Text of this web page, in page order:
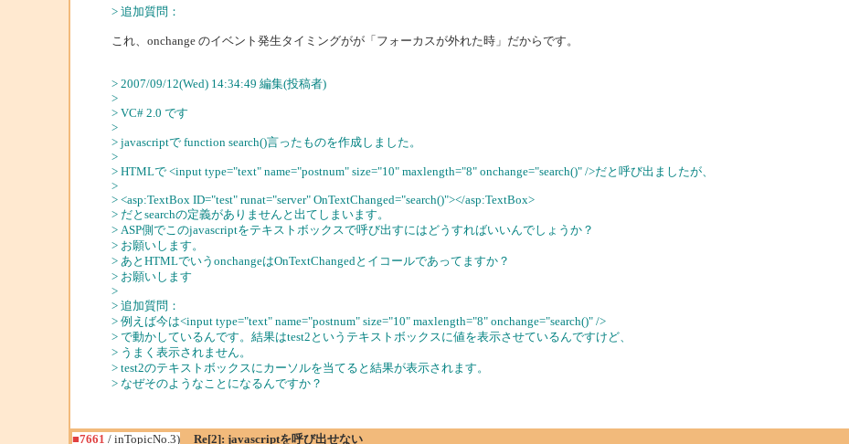
> 追加質問：
これ、onchange のイベント発生タイミングがが「フォーカスが外れた時」だからです。
> 2007/09/12(Wed) 14:34:49 編集(投稿者)
>
> VC# 2.0 です
>
> javascriptで function search()言ったものを作成しました。
>
> HTMLで <input type="text" name="postnum" size="10" maxlength="8" onchange="search()" />だと呼び出ましたが、
>
> <asp:TextBox ID="test" runat="server" OnTextChanged="search()"></asp:TextBox>
> だとsearchの定義がありませんと出てしまいます。
> ASP側でこのjavascriptをテキストボックスで呼び出すにはどうすればいいんでしょうか？
> お願いします。
> あとHTMLでいうonchangeはOnTextChangedとイコールであってますか？
> お願いします
>
> 追加質問：
> 例えば今は<input type="text" name="postnum" size="10" maxlength="8" onchange="search()" />
> で動かしているんです。結果はtest2というテキストボックスに値を表示させているんですけど、
> うまく表示されません。
> test2のテキストボックスにカーソルを当てると結果が表示されます。
> なぜそのようなことになるんですか？
■7661 / inTopicNo.3)
Re[2]: javascriptを呼び出せない